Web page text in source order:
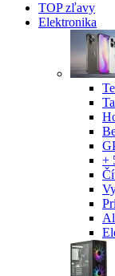
TOP zľavy
Elektronika
+